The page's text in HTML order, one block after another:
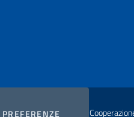
PREFERENZE COOKIES
degli Affari Esteri e della